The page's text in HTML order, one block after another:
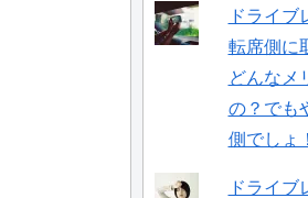
ドライブ
転席側に
どんなメ
の？でも
側でしょ
ドライブ